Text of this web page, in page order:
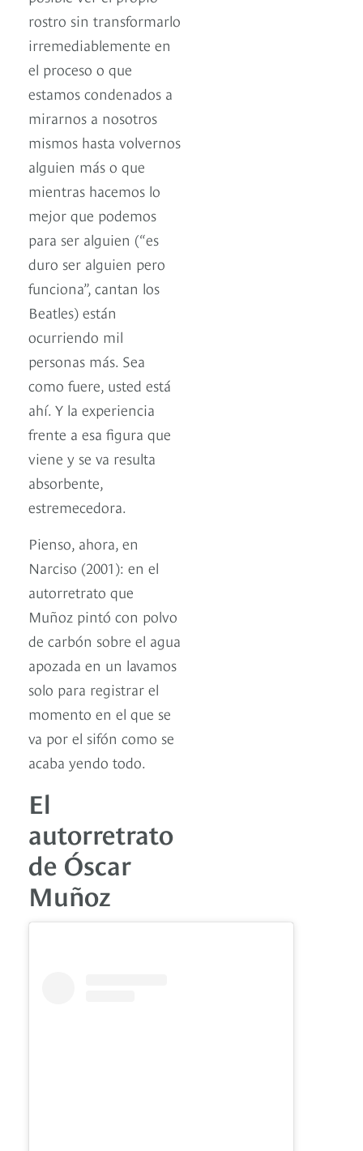
rostro sin transformarlo
irremediablemente en
el proceso o que
estamos condenados a
mirarnos a nosotros
mismos hasta volvernos
alguien más o que
mientras hacemos lo
mejor que podemos
para ser alguien (“es
duro ser alguien pero
funciona”, cantan los
Beatles) están
ocurriendo mil
personas más. Sea
como fuere, usted está
ahí. Y la experiencia
frente a esa figura que
viene y se va resulta
absorbente,
estremecedora.
Pienso, ahora, en
Narciso (2001): en el
autorretrato que
Muñoz pintó con polvo
de carbón sobre el agua
apozada en un lavamos
solo para registrar el
momento en el que se
va por el sifón como se
acaba yendo todo.
El
autorretrato
de Óscar
Muñoz